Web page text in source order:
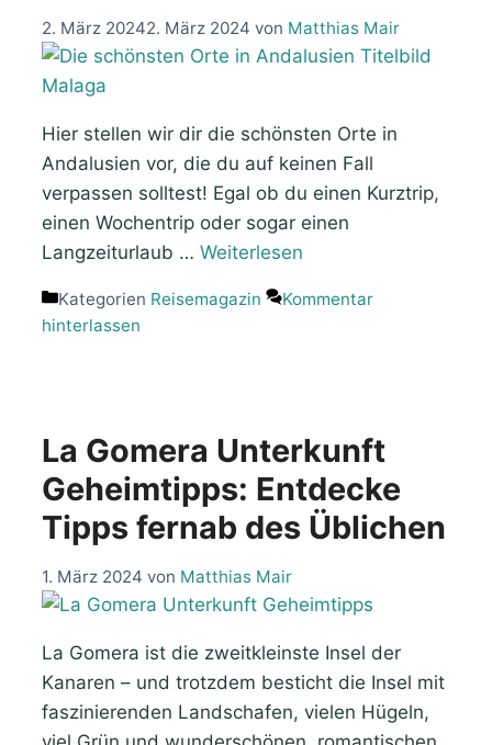
2. März 20242. März 2024 von Matthias Mair
Hier stellen wir dir die schönsten Orte in
Andalusien vor, die du auf keinen Fall
verpassen solltest! Egal ob du einen Kurztrip,
einen Wochentrip oder sogar einen
Langzeiturlaub … Weiterlesen
Kategorien Reisemagazin
Kommentar
hinterlassen
La Gomera Unterkunft
Geheimtipps: Entdecke
Tipps fernab des Üblichen
1. März 2024 von Matthias Mair
La Gomera ist die zweitkleinste Insel der
Kanaren – und trotzdem besticht die Insel mit
faszinierenden Landschafen, vielen Hügeln,